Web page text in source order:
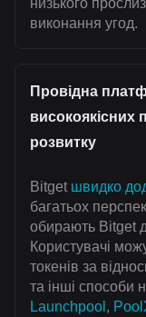
виконання угод.
Провідна
високоякісних
розвитку
Bitget швидко
багатьох
обирають Bitget
Користувачі
токенів за
та інші способи
Launchpool ,